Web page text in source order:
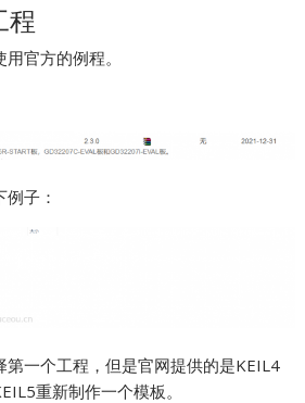
程
官方的例程。
子：
第一个工程，但是官网提供的是KEIL4
重新制作一个模板。